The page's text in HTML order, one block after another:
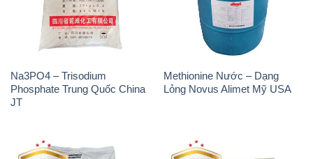
Na3PO4 – Trisodium
Phosphate Trung Quốc China
JT
Methionine Nước – Dạng
Lỏng Novus Alimet Mỹ USA